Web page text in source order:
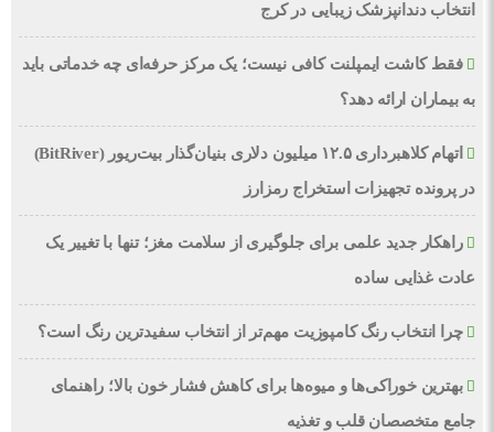
انتخاب دندانپزشک زیبایی در کرج
فقط کاشت ایمپلنت کافی نیست؛ یک مرکز حرفه‌ای چه خدماتی باید
به بیماران ارائه دهد؟
اتهام کلاهبرداری ۱۲.۵ میلیون دلاری بنیان‌گذار بیت‌ریور (BitRiver)
در پرونده تجهیزات استخراج رمزارز
راهکار جدید علمی برای جلوگیری از سلامت مغز؛ تنها با تغییر یک
عادت غذایی ساده
چرا انتخاب رنگ کامپوزیت مهم‌تر از انتخاب سفیدترین رنگ است؟
بهترین خوراکی‌ها و میوه‌ها برای کاهش فشار خون بالا؛ راهنمای
جامع متخصصان قلب و تغذیه